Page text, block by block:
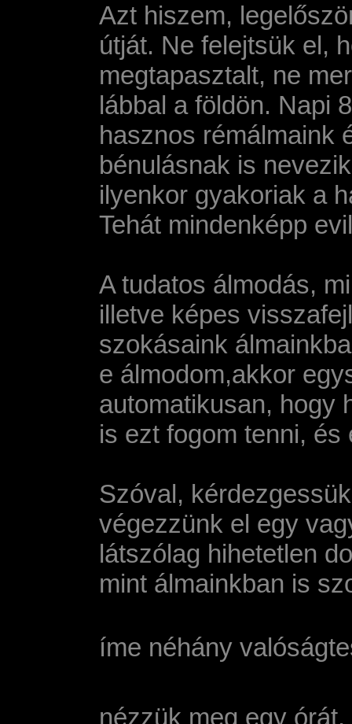
Azt hiszem,
útját. Ne felejtsük el,
megtapasztalt, ne
lábbal a földön. Napi
hasznos rémálmaink
bénulásnak is
ilyenkor gyakoriak a
Tehát mindenképp
A tudatos álmodás,
illetve képes
szokásaink
e álmodom,akkor
automatikusan, hogy
is ezt fogom tenni,
Szóval,
végezzünk el egy
látszólag hihetetlen
mint álmainkban is
íme néhány
nézzük meg egy